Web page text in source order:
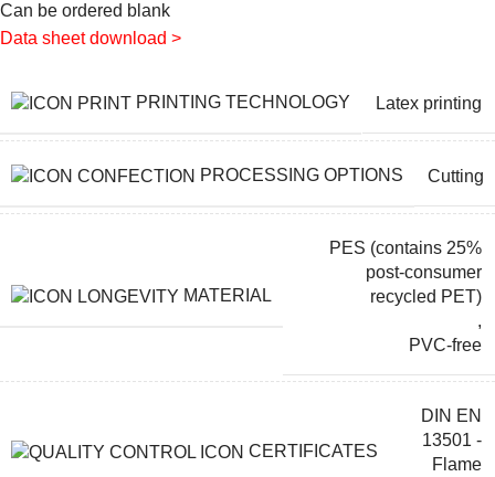
Can be ordered blank
Data sheet download >
PRINTING TECHNOLOGY Latex printing
PROCESSING OPTIONS Cutting
MATERIAL
PES (contains 25%
post-consumer
recycled PET)
,
PVC-free
CERTIFICATES
DIN EN
13501 -
Flame